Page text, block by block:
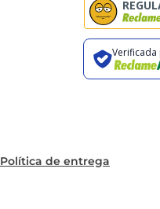
Política de entrega